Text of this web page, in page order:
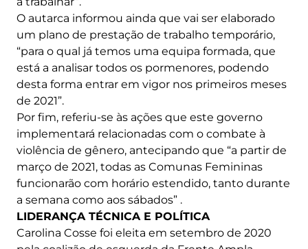
O autarca informou ainda que vai ser elaborado
um plano de prestação de trabalho temporário,
“para o qual já temos uma equipa formada, que
está a analisar todos os pormenores, podendo
desta forma entrar em vigor nos primeiros meses
de 2021”.
Por fim, referiu-se às ações que este governo
implementará relacionadas com o combate à
violência de gênero, antecipando que “a partir de
março de 2021, todas as Comunas Femininas
funcionarão com horário estendido, tanto durante
a semana como aos sábados” .
LIDERANÇA TÉCNICA E POLÍTICA
Carolina Cosse foi eleita em setembro de 2020